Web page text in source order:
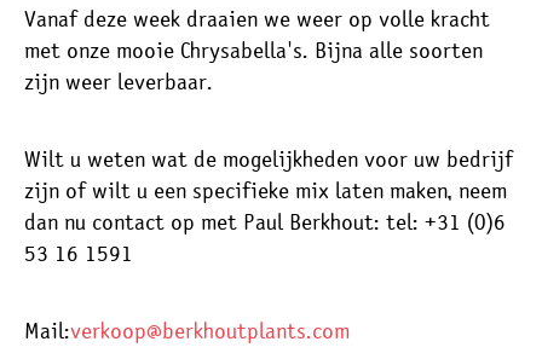
Vanaf deze week draaien we weer op volle kracht
met onze mooie Chrysabella's. Bijna alle soorten
zijn weer leverbaar.
Wilt u weten wat de mogelijkheden voor uw bedrijf
zijn of wilt u een specifieke mix laten maken, neem
dan nu contact op met Paul Berkhout: tel: +31 (0)6
53 16 1591
Mail:verkoop@berkhoutplants.com